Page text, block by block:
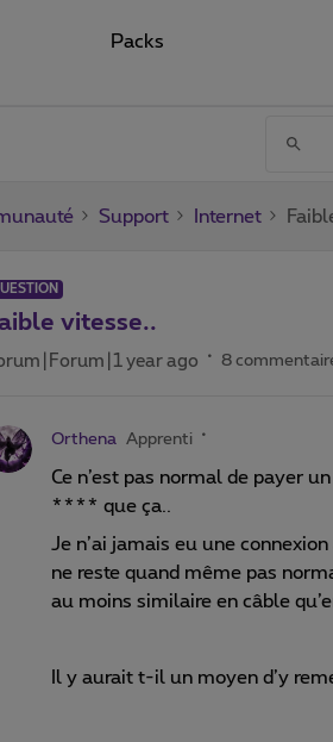
Packs
Support Internet
vitesse..
year ago 8
Orthena Apprenti
Ce n’est pas normal de payer
**** que ça..
Je n’ai jamais eu une
ne reste quand même pas
au moins similaire en câble
Il y aurait t-il un moyen d’y